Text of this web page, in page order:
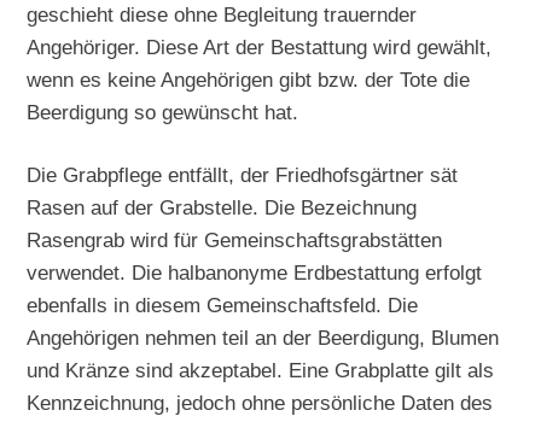
geschieht diese ohne Begleitung trauernder
Angehöriger. Diese Art der Bestattung wird gewählt,
wenn es keine Angehörigen gibt bzw. der Tote die
Beerdigung so gewünscht hat.
Die Grabpflege entfällt, der Friedhofsgärtner sät
Rasen auf der Grabstelle. Die Bezeichnung
Rasengrab wird für Gemeinschaftsgrabstätten
verwendet. Die halbanonyme Erdbestattung erfolgt
ebenfalls in diesem Gemeinschaftsfeld. Die
Angehörigen nehmen teil an der Beerdigung, Blumen
und Kränze sind akzeptabel. Eine Grabplatte gilt als
Kennzeichnung, jedoch ohne persönliche Daten des